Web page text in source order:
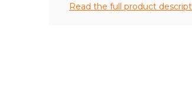
Read the full product